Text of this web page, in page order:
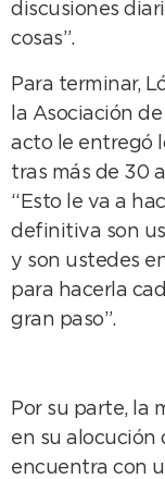
discusiones
cosas”.
Para terminar,
la Asociación
acto le entregó
tras más de 30
“Esto le va a
definitiva son
y son ustedes
para hacerla
gran paso”.
Por su parte, la
en su alocución
encuentra con